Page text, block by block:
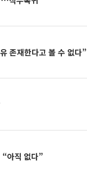
존재한다고 볼 수 없다”
아직 없다”